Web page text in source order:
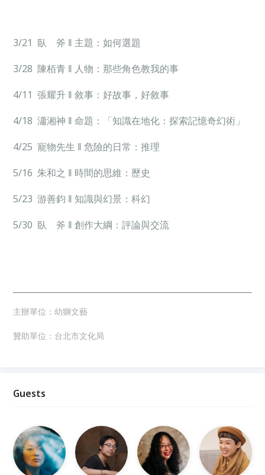
3/21 臥 斧 ‖ 主題：如何選題
3/28 陳栢青 ‖ 人物：那些角色教我的事
4/11 張耀升 ‖ 敘事：好故事，好敘事
4/18 瀟湘神 ‖ 命題：「知識在地化：探索記憶奇幻術」
4/25 寵物先生 ‖ 危險的日常：推理
5/16 朱和之 ‖ 時間的思維：歷史
5/23 游善鈞 ‖ 知識與幻景：科幻
5/30 臥 斧 ‖ 創作大綱：評論與交流
主辦單位：幼獅文藝
贊助單位：台北市文化局
Guests